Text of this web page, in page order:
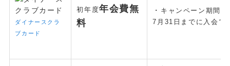
ダイナースクラ
ブカード
初年度年会費無
料
・ キャンペーン期間
7月31日までに入会 で